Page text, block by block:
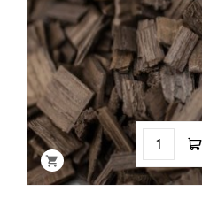
